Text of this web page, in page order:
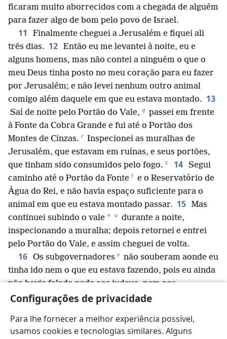
Configurações de privacidade
Para lhe fornecer a melhor experiência possível,
usamos cookies e tecnologias similares. Alguns
ficaram muito aborrecidos com a chegada de alguém
para fazer algo de bom pelo povo de Israel.
11
Finalmente cheguei a Jerusalém e fiquei ali
três dias. 12 Então eu me levantei à noite, eu e
alguns homens, mas não contei a ninguém o que o
meu Deus tinha posto no meu coração para eu fazer
por Jerusalém; e não levei nenhum outro animal
comigo além daquele em que eu estava montado. 13
Saí de noite pelo Portão do Vale, q passei em frente
à Fonte da Cobra Grande e fui até o Portão dos
Montes de Cinzas. r Inspecionei as muralhas de
Jerusalém, que estavam em ruínas, e seus portões,
que tinham sido consumidos pelo fogo. s 14 Segui
caminho até o Portão da Fonte t e o Reservatório de
Água do Rei, e não havia espaço suficiente para o
animal em que eu estava montado passar. 15 Mas
continuei subindo o vale * u durante a noite,
inspecionando a muralha; depois retornei e entrei
pelo Portão do Vale, e assim cheguei de volta.
16 Os subgovernadores v não souberam aonde eu
tinha ido nem o que eu estava fazendo, pois eu ainda
não havia falado nada aos judeus, nem aos
sacerdotes, nem aos nobres, nem aos
17 Finalmente eu lhes disse: “Vocês podem ver que
estamos numa situação muito difícil, que Jerusalém